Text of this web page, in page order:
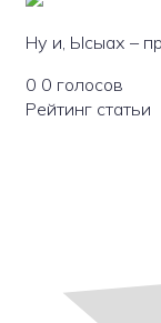
Ну и, Ысыах –
0 0 голосов
Рейтинг статьи